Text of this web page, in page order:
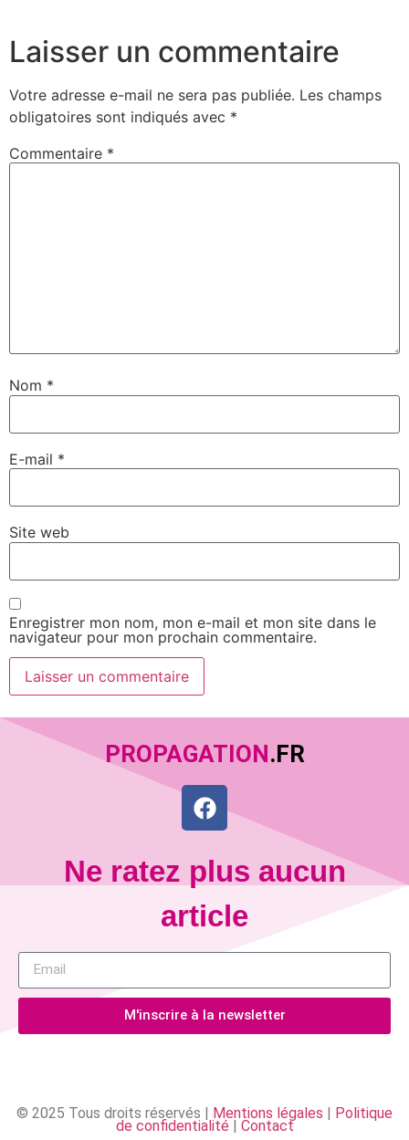
Laisser un commentaire
Votre adresse e-mail ne sera pas publiée. Les champs
obligatoires sont indiqués avec *
Commentaire *
Nom *
E-mail *
Site web
Enregistrer mon nom, mon e-mail et mon site dans le
navigateur pour mon prochain commentaire.
PROPAGATION.FR
Ne ratez plus aucun
article
M'inscrire à la newsletter
© 2025 Tous droits réservés | Mentions légales | Politique
de confidentialité | Contact